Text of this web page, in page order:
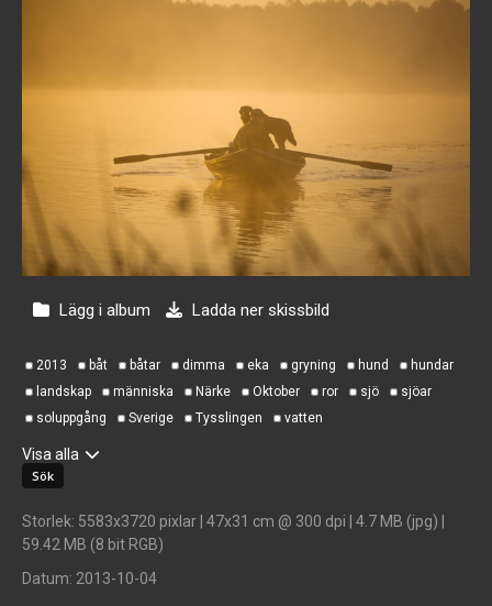
Lägg i album Ladda ner skissbild
2013 båt båtar dimma eka gryning hund
hundar
landskap
människa Närke Oktober ror sjö
sjöar
soluppgång
Sverige Tysslingen vatten
Visa alla
Storlek: 5583x3720 pixlar | 47x31 cm @ 300 dpi | 4.7 MB (jpg) |
59.42 MB (8 bit RGB)
Datum: 2013-10-04